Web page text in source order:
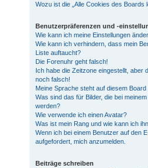
Wozu ist die „Alle Cookies des Boards
Benutzerpräferenzen und -
Wie kann ich meine Einstellungen
Wie kann ich verhindern, dass mein
Liste auftaucht?
Die Forenuhr geht falsch!
Ich habe die Zeitzone eingestellt, aber
noch falsch!
Meine Sprache steht auf diesem
Was sind das für Bilder, die bei
werden?
Wie verwende ich einen Avatar?
Was ist mein Rang und wie kann ich
Wenn ich bei einem Benutzer auf den
aufgefordert, mich anzumelden.
Beiträge schreiben